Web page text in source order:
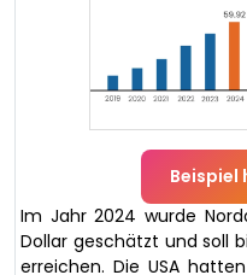
Beispiel
Im Jahr 2024 wurde
Dollar geschätzt und soll
erreichen. Die USA